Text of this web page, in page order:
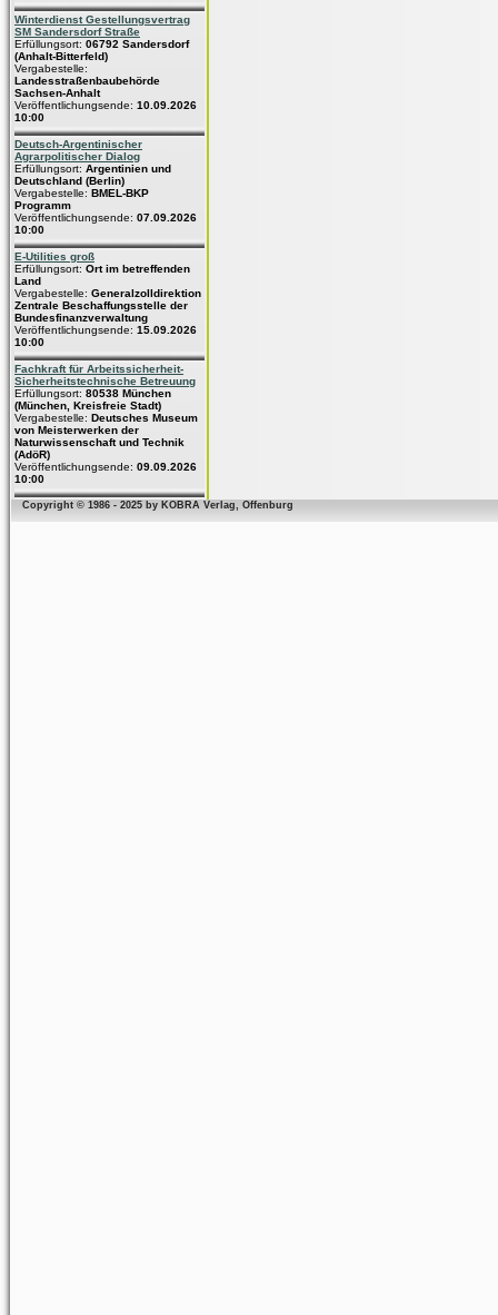
Winterdienst Gestellungsvertrag
SM Sandersdorf Straße
Erfüllungsort: 06792 Sandersdorf
(Anhalt-Bitterfeld)
Vergabestelle:
Landesstraßenbaubehörde
Sachsen-Anhalt
Veröffentlichungsende: 10.09.2026
10:00
Deutsch-Argentinischer
Agrarpolitischer Dialog
Erfüllungsort: Argentinien und
Deutschland (Berlin)
Vergabestelle: BMEL-BKP
Programm
Veröffentlichungsende: 07.09.2026
10:00
E-Utilities groß
Erfüllungsort: Ort im betreffenden
Land
Vergabestelle: Generalzolldirektion
Zentrale Beschaffungsstelle der
Bundesfinanzverwaltung
Veröffentlichungsende: 15.09.2026
10:00
Fachkraft für Arbeitssicherheit-
Sicherheitstechnische Betreuung
Erfüllungsort: 80538 München
(München, Kreisfreie Stadt)
Vergabestelle: Deutsches Museum
von Meisterwerken der
Naturwissenschaft und Technik
(AdöR)
Veröffentlichungsende: 09.09.2026
10:00
Copyright © 1986 - 2025 by KOBRA Verlag, Offenburg